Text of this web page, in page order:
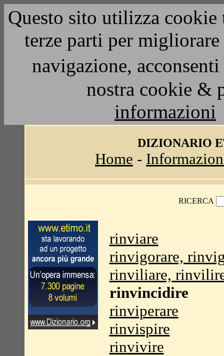
Questo sito utilizza
terze parti per
navigazione,
nostra cookie &
informazioni
DIZIONARIO
Home -
RICERCA
rinviare
rinvigorare,
rinviliare,
rinvincidire
rinviperare
rinvispire
rinvivire